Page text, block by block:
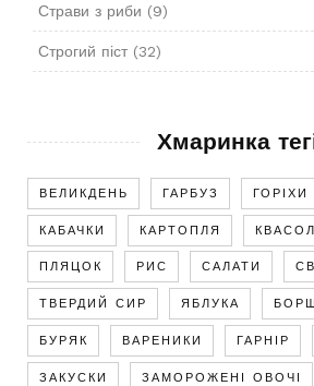
Страви з риби (9)
Строгий піст(32)
Хмаринка
ВЕЛИКДЕНЬ ГАРБУЗ ГОРІХИ
КАБАЧКИ КАРТОПЛЯ
ПЛЯЦОК РИС САЛАТИ
ТВЕРДИЙ СИР ЯБЛУКА
БУРЯК ВАРЕНИКИ ГАРНІР
ЗАКУСКИ ЗАМОРОЖЕНІ ОВОЧІ